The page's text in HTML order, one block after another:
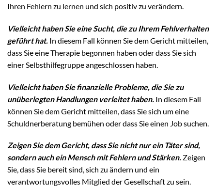
Ihren Fehlern zu lernen und sich positiv zu verändern.
Vielleicht haben Sie eine Sucht, die zu Ihrem Fehlverhalten
geführt hat. In diesem Fall können Sie dem Gericht mitteilen,
dass Sie eine Therapie begonnen haben oder dass Sie sich
einer Selbsthilfegruppe angeschlossen haben.
Vielleicht haben Sie finanzielle Probleme, die Sie zu
unüberlegten Handlungen verleitet haben. In diesem Fall
können Sie dem Gericht mitteilen, dass Sie sich um eine
Schuldnerberatung bemühen oder dass Sie einen Job suchen.
Zeigen Sie dem Gericht, dass Sie nicht nur ein Täter sind,
sondern auch ein Mensch mit Fehlern und Stärken. Zeigen
Sie, dass Sie bereit sind, sich zu ändern und ein
verantwortungsvolles Mitglied der Gesellschaft zu sein.